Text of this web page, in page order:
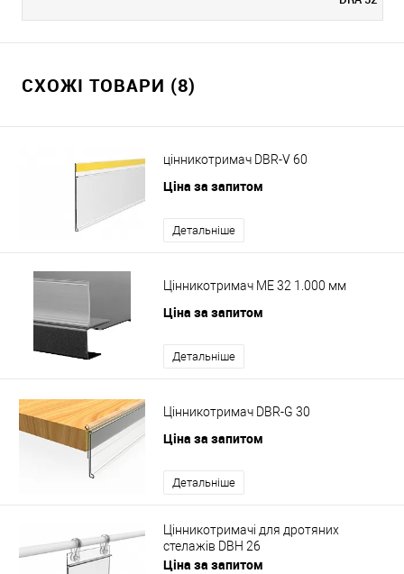
СХОЖІ ТОВАРИ (8)
цінникотримач DBR-V 60
Ціна за запитом
Детальніше
Цінникотримач ME 32 1.000 мм
Ціна за запитом
Детальніше
Цінникотримач DBR-G 30
Ціна за запитом
Детальніше
Цінникотримачі для дротяних
стелажів DBH 26
Ціна за запитом